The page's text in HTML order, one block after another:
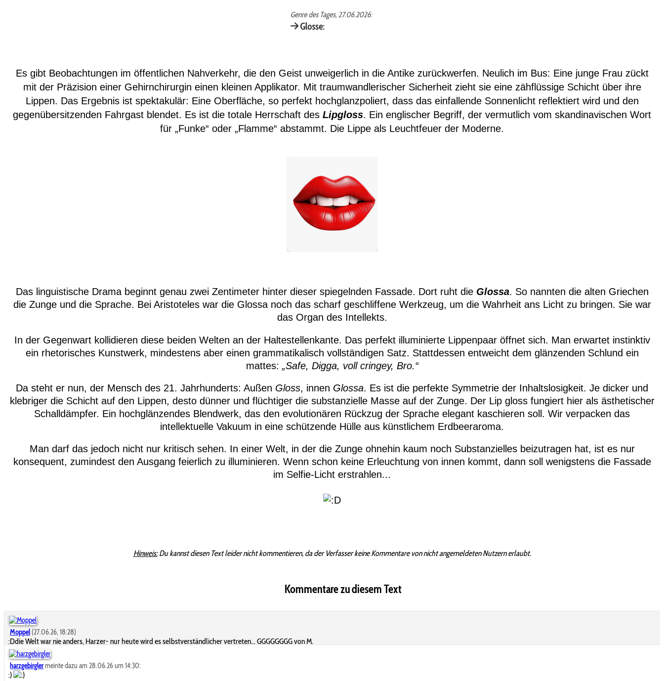
Es gibt Beobachtungen im öffentlichen Nahverkehr, die den Geist unweigerlich in die Antike zurückwerfen. Neulich im Bus: Eine junge Frau zückt
mit der Präzision einer Gehirnchirurgin einen kleinen Applikator. Mit traumwandlerischer Sicherheit zieht sie eine zähflüssige Schicht über ihre
Lippen. Das Ergebnis ist spektakulär: Eine Oberfläche, so perfekt hochglanzpoliert, dass das einfallende Sonnenlicht reflektiert wird und den
gegenübersitzenden Fahrgast blendet. Es ist die totale Herrschaft des Lipgloss. Ein englischer Begriff, der vermutlich vom skandinavischen Wort
für „Funke“ oder „Flamme“ abstammt. Die Lippe als Leuchtfeuer der Moderne.
Das linguistische Drama beginnt genau zwei Zentimeter hinter dieser spiegelnden Fassade. Dort ruht die Glossa. So nannten die alten Griechen
die Zunge und die Sprache. Bei Aristoteles war die Glossa noch das scharf geschliffene Werkzeug, um die Wahrheit ans Licht zu bringen. Sie war
das Organ des Intellekts.
In der Gegenwart kollidieren diese beiden Welten an der Haltestellenkante. Das perfekt illuminierte Lippenpaar öffnet sich. Man erwartet instinktiv
ein rhetorisches Kunstwerk, mindestens aber einen grammatikalisch vollständigen Satz. Stattdessen entweicht dem glänzenden Schlund ein
mattes: „Safe, Digga, voll cringey, Bro.“
Da steht er nun, der Mensch des 21. Jahrhunderts: Außen Gloss, innen Glossa. Es ist die perfekte Symmetrie der Inhaltslosigkeit. Je dicker und
klebriger die Schicht auf den Lippen, desto dünner und flüchtiger die substanzielle Masse auf der Zunge. Der Lip gloss fungiert hier als ästhetischer
Schalldämpfer. Ein hochglänzendes Blendwerk, das den evolutionären Rückzug der Sprache elegant kaschieren soll. Wir verpacken das
intellektuelle Vakuum in eine schützende Hülle aus künstlichem Erdbeeraroma.
Man darf das jedoch nicht nur kritisch sehen. In einer Welt, in der die Zunge ohnehin kaum noch Substanzielles beizutragen hat, ist es nur
konsequent, zumindest den Ausgang feierlich zu illuminieren. Wenn schon keine Erleuchtung von innen kommt, dann soll wenigstens die Fassade
im Selfie-Licht erstrahlen...
Hinweis:Du kannst diesen Text leider nicht kommentieren, da der Verfasser keine Kommentare von nicht angemeldeten Nutzern erlaubt.
Kommentare zu diesem Text
Moppel (27.06.26, 18:28)
:Ddie Welt war nie anders, Harzer- nur heute wird es selbstverständlicher vertreten... GGGGGGGG von M.
harzgebirglermeinte dazu am 28.06.26 um 14:30:
:)